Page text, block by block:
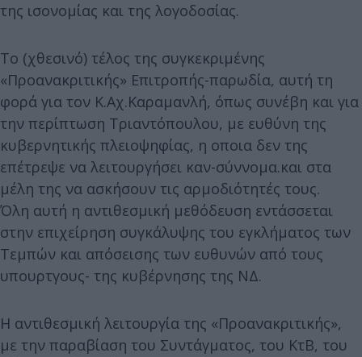
της ισονομίας και της λογοδοσίας.
Το (χθεσινό) τέλος της συγκεκριμένης
«Προανακριτικής» Επιτροπής-παρωδία, αυτή τη
φορά για τον Κ.Αχ.Καραμανλή, όπως συνέβη και για
την περίπτωση Τριαντόπουλου, με ευθύνη της
κυβερνητικής πλειοψηφίας, η οποια δεν της
επέτρεψε να λειτουργήσει καν-σύννομα.και στα
μέλη της να ασκήσουν τις αρμοδιότητές τους.
Όλη αυτή η αντιθεσμική μεθόδευση εντάσσεται
στην επιχείρηση συγκάλυψης του εγκλήματος των
Τεμπών και απόσεισης των ευθυνών από τους
υπουρτγους- της κυβέρνησης της ΝΔ.
Η αντιθεσμική λειτουργία της «Προανακριτικής»,
με την παραβίαση του Συντάγματος, του ΚτΒ, του